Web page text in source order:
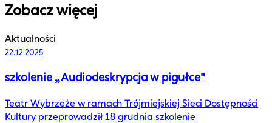
Zobacz więcej
Aktualności
22.12.2025
szkolenie „Audiodeskrypcja w pigułce"
Teatr Wybrzeże w ramach Trójmiejskiej Sieci Dostępności
Kultury przeprowadził 18 grudnia szkolenie